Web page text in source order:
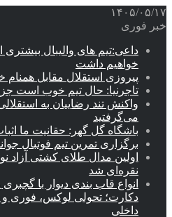
۱۴۰۵/۰۵/۱۷
خبر فوری
داعی:تیم های والیبال
خواهیم داشت
پیروزی استقلال مقابل همنام
تاجرنیا: حال تیم خوب است جز
واکنش تند رضاییان به
می‌گرفتید
باشگاه گل گهر: حقانیت ما
برگزاری تمرین تیم فوتبال
اولین مدال طلای کشتی
نقره‌ای شد
انواع قاب بندی دیوار با
دکارت؛ تحولی لوکس، فوری و
داخلی